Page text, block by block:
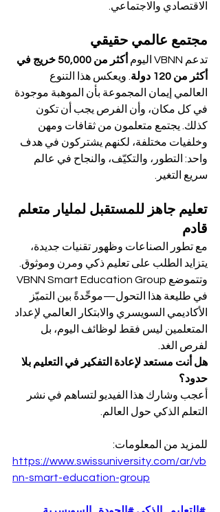
الاقتصادي والاجتماعي.
مجتمع عالمي حقيقي
تدعم VBNN اليوم
أكثر من 50,000 خريج في
أكثر من 120 دولة
. ويعكس هذا التنوع
العالمي إيمان المجموعة بأن الموهبة موجودة
في كل مكان، وأن الفرص يجب أن تكون
كذلك. يجتمع متعلمون من ثقافات ومهن
وخلفيات مختلفة، لكنهم يشتركون في هدف
واحد: التطور، والتكيّف، والنجاح في عالم
سريع التغير.
تعليم جاهز للمستقبل لمليار متعلم
قادم
مع تطور الصناعات وظهور تقنيات جديدة،
يتزايد الطلب على تعليم ذكي ومرن وموثوق.
في طليعة هذا التحول—موحِّدةً بين التميّز
الأكاديمي السويسري والابتكار العالمي لإعداد
المتعلمين ليس فقط لوظائف اليوم، بل
لفرص الغد.
هل أنت مستعد لإعادة التفكير في التعليم بلا
حدود؟
أعجب وشارك هذا الفيديو لتساهم في نشر
التعلم الذكي حول العالم.
للمزيد من المعلومات:
https://www.swissuniversity.com/ar/vb
nn-smart-education-group